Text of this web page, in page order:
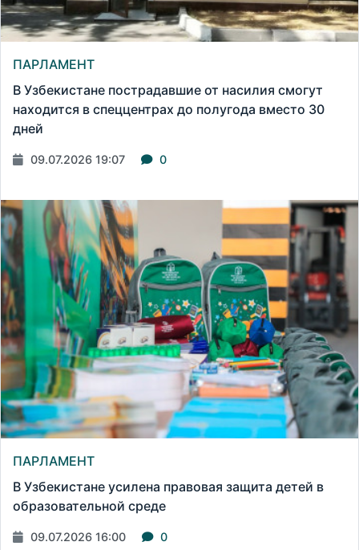
ПАРЛАМЕНТ
В Узбекистане пострадавшие от насилия смогут
находится в спеццентрах до полугода вместо 30
дней
09.07.2026 19:07 0
ПАРЛАМЕНТ
В Узбекистане усилена правовая защита детей в
образовательной среде
09.07.2026 16:00 0